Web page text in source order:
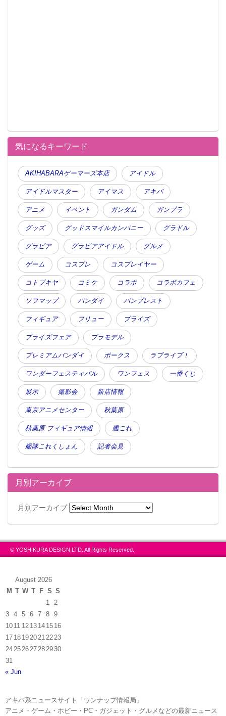
気になるキーワード
AKIHABARAゲーマーズ本店 アイドル
アイドルマスター アイマス アキバ
アニメ イベント ガンダム ガンプラ
グッズ グッドスマイルカンパニー グラドル
グラビア グラビアアイドル グルメ
ゲーム コスプレ コスプレイヤー
コトブキヤ コミケ コラボ コラボカフェ
ソフマップ バンダイ バンプレスト
フィギュア フリュー プライズ
プライズフェア プラモデル
プレミアムバンダイ ボークス ラブライブ！
ワンダーフェスティバル ワンフェス 一番くじ
展示 撮影会 新店情報
東京アニメセンター 秋葉原
秋葉原 フィギュア情報 艦これ
艦隊これくしょん 記者会見
月別アーカイブ
月別アーカイブ
© YOSHIKURA DESIGN,LTD. All Rights Reserved.
August 2026
M T W T F S S
1
2
3
4 5 6 7 8
9
10 11 12 13 14 15 16
17 18 19 20 21 22 23
24 25 26 27 28 2930
31
« Jun
アキバ系ニュースサイト「ワンナップ情報局」
アニメ・ゲーム・ホビー・PC・ガジェット・グルメなどの最新ニュース